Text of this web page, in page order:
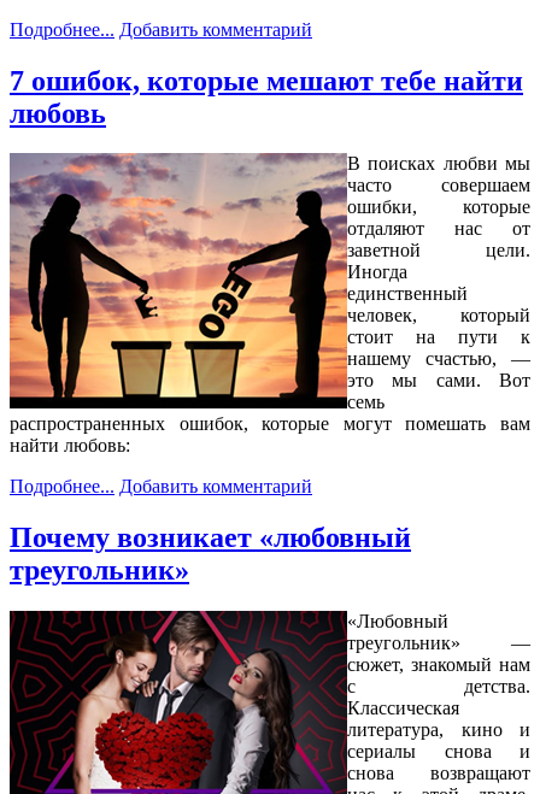
Подробнее... Добавить комментарий
7 ошибок, которые мешают тебе найти
любовь
В поисках любви мы
часто совершаем
ошибки, которые
отдаляют нас от
заветной цели.
Иногда
единственный
человек, который
стоит на пути к
нашему счастью, —
это мы сами. Вот
семь
распространенных ошибок, которые могут помешать вам
найти любовь:
Подробнее... Добавить комментарий
Почему возникает «любовный
треугольник»
«Любовный
треугольник» —
сюжет, знакомый нам
с детства.
Классическая
литература, кино и
сериалы снова и
снова возвращают